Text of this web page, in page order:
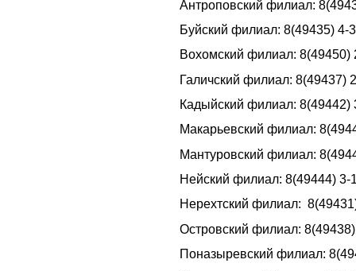
Антроповский филиал:
Буйский филиал: 8(49435) 4-
Вохомский филиал: 8(49450)
Галичский филиал: 8(49437)
Кадыйский филиал: 8(49442)
Макарьевский филиал:
Мантуровский филиал:
Нейский филиал: 8(49444) 3-
Нерехтский филиал:
Островский филиал:
Поназыревский филиал: